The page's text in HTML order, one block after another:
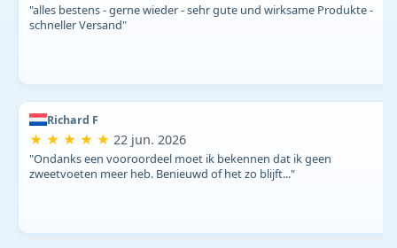
"alles bestens - gerne wieder - sehr gute und wirksame Produkte -
schneller Versand"
Richard F
★ ★ ★ ★ ★ 22 jun. 2026
"Ondanks een vooroordeel moet ik bekennen dat ik geen
zweetvoeten meer heb. Benieuwd of het zo blijft..."